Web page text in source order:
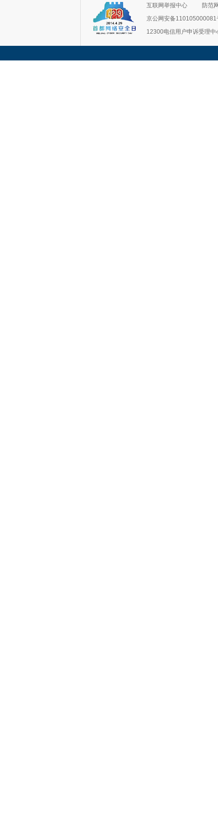
互联网举报中心
防范
京公网安备110105000081
12300电信用户申诉受理中